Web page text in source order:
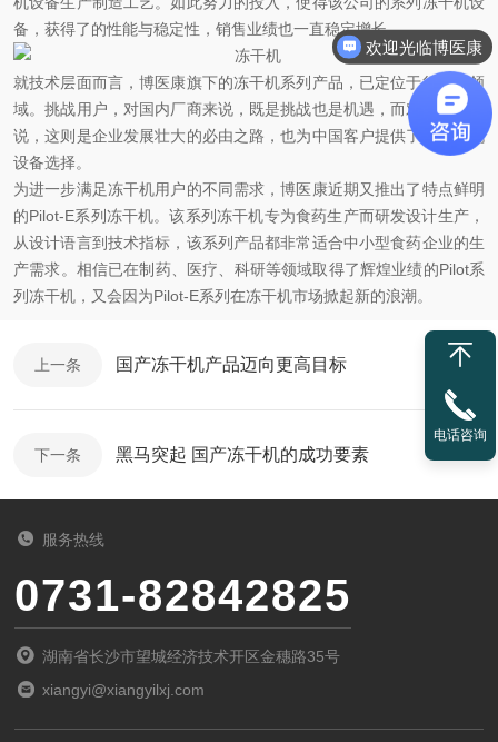
备，获得了的性能与稳定性，销售业绩也一直稳定增长。
就技术层面而言，博医康旗下的冻干机系列产品，已定位于行业的领
域。挑战用户，对国内厂商来说，既是挑战也是机遇，而对博医康来
说，这则是企业发展壮大的必由之路，也为中国客户提供了的冻干机
设备选择。
为进一步满足冻干机用户的不同需求，博医康近期又推出了特点鲜明
的Pilot-E系列冻干机。该系列冻干机专为食药生产而研发设计生产，
从设计语言到技术指标，该系列产品都非常适合中小型食药企业的生
产需求。相信已在制药、医疗、科研等领域取得了辉煌业绩的Pilot系
列冻干机，又会因为Pilot-E系列在冻干机市场掀起新的浪潮。
上一条 国产冻干机产品迈向更高目标
下一条 黑马突起 国产冻干机的成功要素
服务热线
0731-82842825
湖南省长沙市望城经济技术开区金穗路35号
xiangyi@xiangyilxj.com
电话咨询
欢迎光临博医康